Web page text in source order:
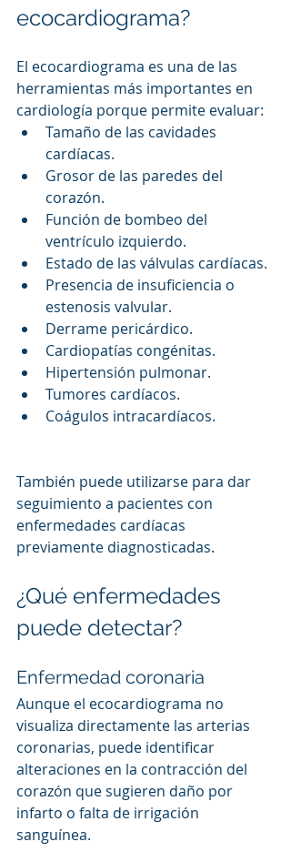
ecocardiograma?
El ecocardiograma es una de las
herramientas más importantes en
cardiología porque permite evaluar:
Tamaño de las cavidades
cardíacas.
Grosor de las paredes del
corazón.
Función de bombeo del
ventrículo izquierdo.
Estado de las válvulas cardíacas.
Presencia de insuficiencia o
estenosis valvular.
Derrame pericárdico.
Cardiopatías congénitas.
Hipertensión pulmonar.
Tumores cardíacos.
Coágulos intracardíacos.
También puede utilizarse para dar
seguimiento a pacientes con
enfermedades cardíacas
previamente diagnosticadas.
¿Qué enfermedades
puede detectar?
Enfermedad coronaria
Aunque el ecocardiograma no
visualiza directamente las arterias
coronarias, puede identificar
alteraciones en la contracción del
corazón que sugieren daño por
infarto o falta de irrigación
sanguínea.